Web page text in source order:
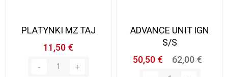
PLATYNKI MZ TAJ
11,50 €
ADVANCE UNIT IGN
S/S
50,50 €
62,00 €